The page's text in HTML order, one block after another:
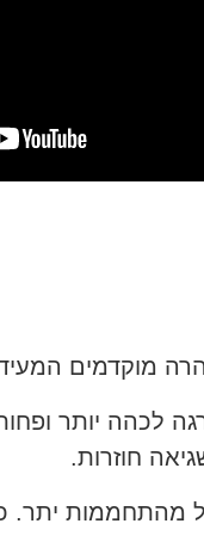
מוקדמים
לכהה יותר
חוזרות.
מהתחממות יתר.